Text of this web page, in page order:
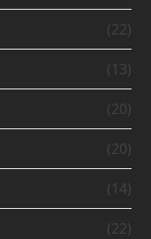
(22)
(13)
(20)
(20)
(14)
(22)